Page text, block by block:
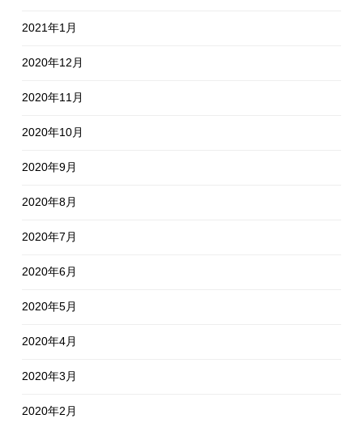
2021年1月
2020年12月
2020年11月
2020年10月
2020年9月
2020年8月
2020年7月
2020年6月
2020年5月
2020年4月
2020年3月
2020年2月